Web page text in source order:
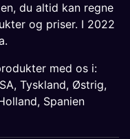
du altid kan regne
og priser. I 2022
med os i:
, Tyskland, Østrig,
, Spanien